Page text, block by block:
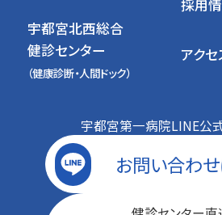
宇都宮北西総合
健診センター
（健康診断・人間ドック）
採用
アクセ
お問い合わ
宇都宮第一病院LINE公